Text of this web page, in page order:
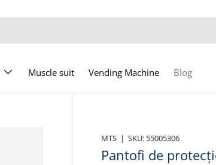
Muscle suit Vending Machine Blog
MTS |SKU: 55005306
Pantofi de